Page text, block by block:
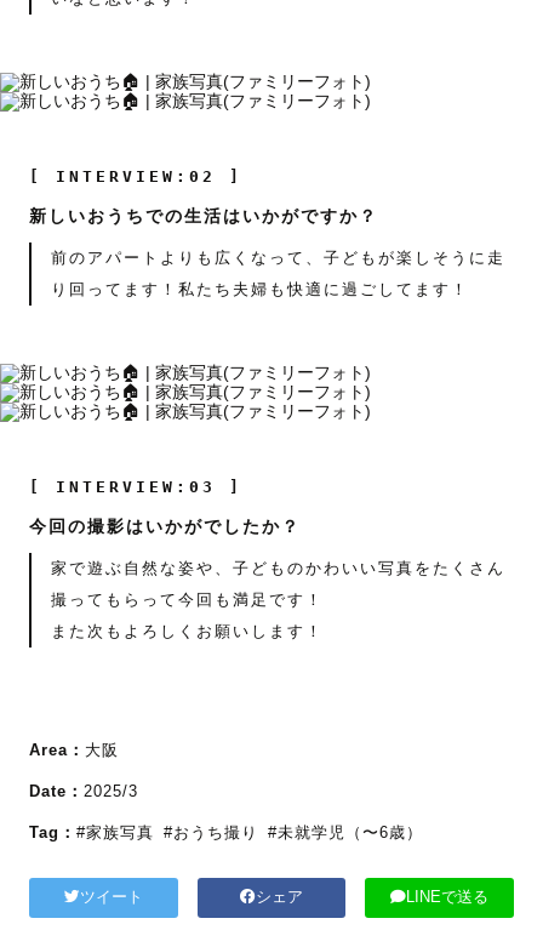
[ INTERVIEW:02 ]
新しいおうちでの生活はいかがですか？
前のアパートよりも広くなって、子どもが楽しそうに走
り回ってます！私たち夫婦も快適に過ごしてます！
[ INTERVIEW:03 ]
今回の撮影はいかがでしたか？
家で遊ぶ自然な姿や、子どものかわいい写真をたくさん
撮ってもらって今回も満足です！
また次もよろしくお願いします！
Area： 大阪
Date： 2025/3
Tag： #家族写真 #おうち撮り #未就学児（〜6歳）
ツイート シェア LINEで送る